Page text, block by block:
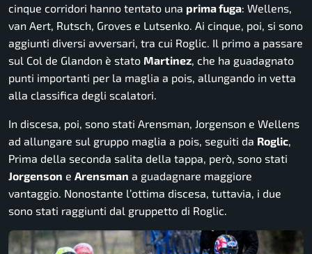
cinque corridori hanno tentato una prima fuga: Wellens,
van Aert, Rutsch, Groves e Lutsenko. Ai cinque, poi, si sono
aggiunti diversi avversari, tra cui Roglic. Il primo a passare
sul Col de Glandon è stato Martinez , che ha guadagnato
punti importanti per la maglia a pois, allungando in vetta
alla classifica degli scalatori.
In discesa, poi, sono stati Arensman, Jorgenson e Wellens
ad allungare sul gruppo maglia a pois, seguiti da Roglic
Prima della seconda salita della tappa, però, sono stati
Jorgenson e Arensman a guadagnare maggiore
vantaggio. Nonostante l’ottima discesa, tuttavia, i due
sono stati raggiunti dal gruppetto di Roglic.